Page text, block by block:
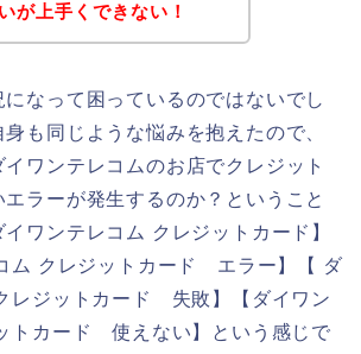
が上手くできない！
なって困っているのではないでし
も同じような悩みを抱えたので、
ワンテレコムのお店でクレジット
ラーが発生するのか？ということ
ワンテレコム クレジットカード】
ム クレジットカード エラー】【 ダ
レジットカード 失敗】【ダイワン
トカード 使えない】という感じで